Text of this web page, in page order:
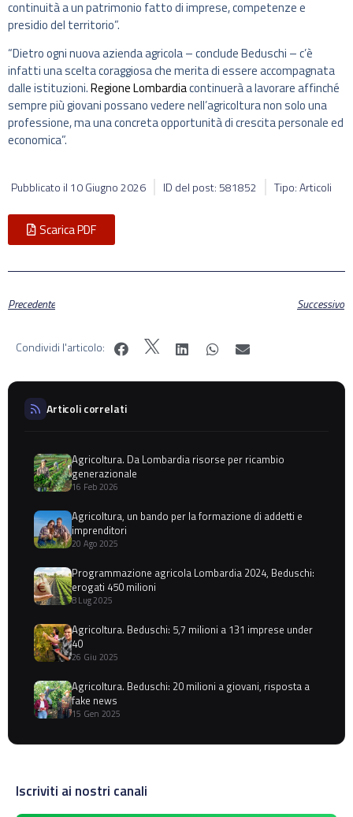
continuità a un patrimonio fatto di imprese, competenze e
presidio del territorio”.
“Dietro ogni nuova azienda agricola – conclude Beduschi – c’è
infatti una scelta coraggiosa che merita di essere accompagnata
dalle istituzioni.Regione Lombardiacontinuerà a lavorare affinché
sempre più giovani possano vedere nell’agricoltura non solo una
professione, ma una concreta opportunità di crescita personale ed
economica”.
Pubblicato il 10 Giugno 2026 ID del post: 581852 Tipo: Articoli
Scarica PDF
Precedente Successivo
Condividi l'articolo:
Articoli correlati
Agricoltura. Da Lombardia risorse per ricambio
generazionale
16 Feb 2026
Agricoltura, un bando per la formazione di addetti e
imprenditori
20 Ago 2025
Programmazione agricola Lombardia 2024, Beduschi:
erogati 450 milioni
8 Lug 2025
Agricoltura. Beduschi: 5,7 milioni a 131 imprese under
40
26 Giu 2025
Agricoltura. Beduschi: 20 milioni a giovani, risposta a
fake news
15 Gen 2025
Iscriviti ai nostri canali